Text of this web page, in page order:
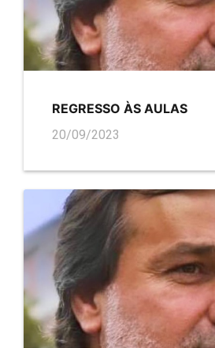
REGRESSO ÀS AULAS
20/09/2023